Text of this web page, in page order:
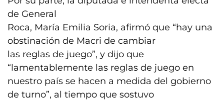
de General
Roca, María Emilia Soria, afirmó que “hay una
obstinación de Macri de cambiar
las reglas de juego”, y dijo que
“lamentablemente las reglas de juego en
nuestro país se hacen a medida del gobierno
de turno”, al tiempo que sostuvo